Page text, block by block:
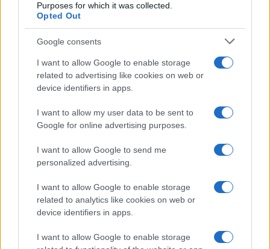
Purposes for which it was collected.
Opted Out
Google consents
I want to allow Google to enable storage
related to advertising like cookies on web or
device identifiers in apps.
I want to allow my user data to be sent to
Google for online advertising purposes.
I want to allow Google to send me
personalized advertising.
I want to allow Google to enable storage
related to analytics like cookies on web or
device identifiers in apps.
I want to allow Google to enable storage
Dizionario dei Sogni – M
Dizionario dei Sogni – N
Dizionario dei Sogni – O
Dizionario dei Sogni – P
Dizionario dei Sogni – R
Dizionario dei Sogni – T
Dizionario dei Sogni – U
Dizionario dei Sogni – V
Dizionario dei Sogni – Z